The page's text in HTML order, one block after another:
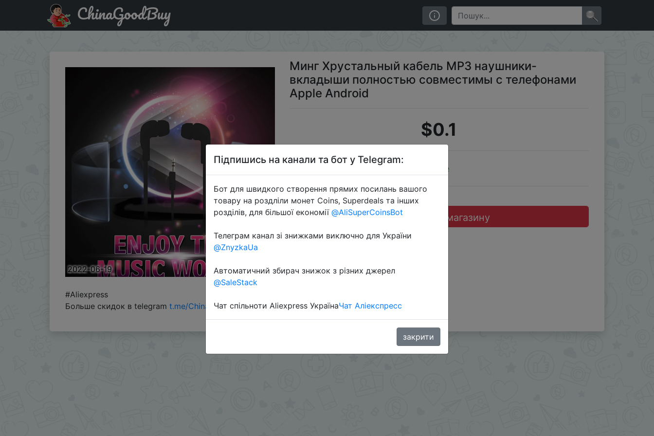
Знижка на Минг Хрустальный кабель MP3 наушники-вкладыши полностью совместимы с телефонами Apple Android
ChinaGoodBuy
2022-06-19
Минг Хрустальный кабель MP3 наушники-
вкладыши полностью совместимы с телефонами
Apple Android
$0.1
Sale
Перейти до магазину
#Aliexpress
Больше скидок в telegram t.me/ChinaGoodBuy
Підпишись на канали та бот у Telegram:
Бот для швидкого створення прямих посилань вашого
товару на роздліли монет Coins, Superdeals та інших
розділів, для більшої економії @AliSuperCoinsBot
Телеграм канал зі знижками виключно для України
@ZnyzkaUa
Автоматичний збирач знижок з різних джерел
@SaleStack
Чат спільноти Aliexpress УкраїнаЧат Аліекспресс
закрити